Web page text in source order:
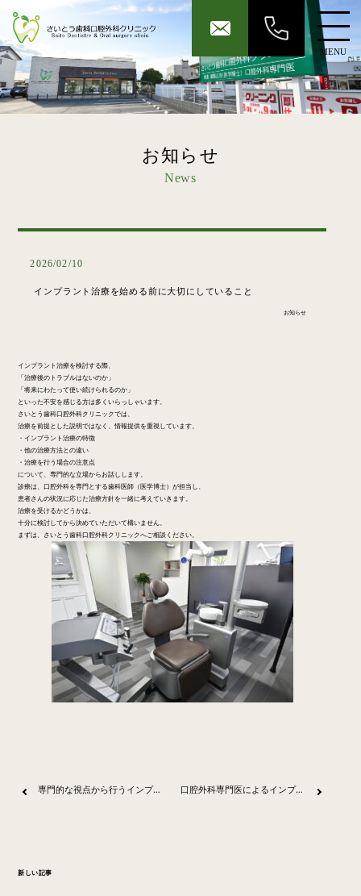
MENU
お知らせ
News
2026/02/10
インプラント治療を始める前に大切にしていること
お知らせ
インプラント治療を検討する際、
「治療後のトラブルはないのか」
「将来にわたって使い続けられるのか」
といった不安を感じる方は多くいらっしゃいます。
さいとう歯科口腔外科クリニックでは、
治療を前提とした説明ではなく、情報提供を重視しています。
・インプラント治療の特徴
・他の治療方法との違い
・治療を行う場合の注意点
について、専門的な立場からお話しします。
診療は、口腔外科を専門とする歯科医師（医学博士）が担当し、
患者さんの状況に応じた治療方針を一緒に考えていきます。
治療を受けるかどうかは、
十分に検討してから決めていただいて構いません。
まずは、さいとう歯科口腔外科クリニックへご相談ください。
専門的な視点から行うインプラント治療のご相談 口腔外科専門医によるインプラント治療の考え方
新しい記事